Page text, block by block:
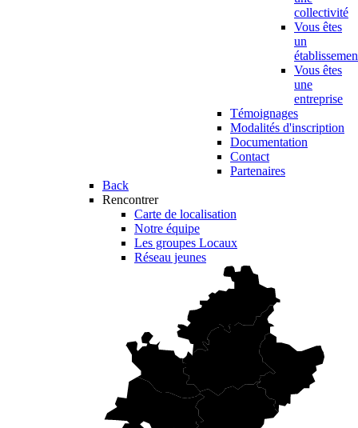
collectivité
Vous êtes
un
Vous êtes
une
entreprise
Témoignages
Modalités d'inscription
Documentation
Contact
Partenaires
Back
Rencontrer
Carte de localisation
Notre équipe
Les groupes Locaux
Réseau jeunes